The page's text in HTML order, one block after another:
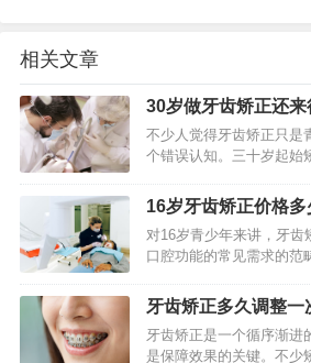
相关文章
30岁做牙齿矫正还
要多长时间
不少人觉得牙齿矫正只是
个错误认知。三十岁起始
型，然而牙齿在矫治力作
在于拟定契合成年人生
16岁牙齿矫正价格
解析
对16岁青少年来讲，牙
口腔功能的常见需求的范
能使笑容更具自信，还对
家长向专业人士咨询牙
牙齿矫正多久调整
南+影响因素
牙齿矫正是一个循序渐进
是保障效果的关键。不少